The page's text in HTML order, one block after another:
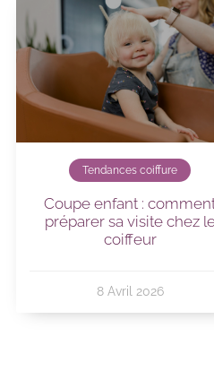
Tendances coiffure
Coupe enfant :
préparer sa visite chez
coiffeur
8 Avril 2026